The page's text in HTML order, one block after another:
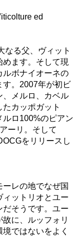
ed
なる父、ヴィット
ます。そして現
ルボナイオーネの
す。2007年が初ビ
、メルロ、カベル
カッポガット
ロ100%のピアン
ーリ。そして
をリリースし
レの地でなぜ国
ィットリオとユー
だそうです。ユー
に、ルッフォリ
ではないをよく